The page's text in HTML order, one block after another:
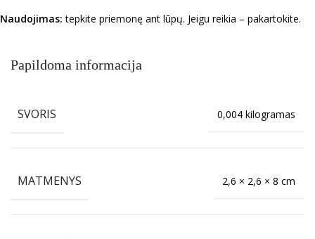
Naudojimas: tepkite priemonę ant lūpų. Jeigu reikia – pakartokite.
Papildoma informacija
SVORIS 0,004 kilogramas
MATMENYS 2,6 × 2,6 × 8 cm